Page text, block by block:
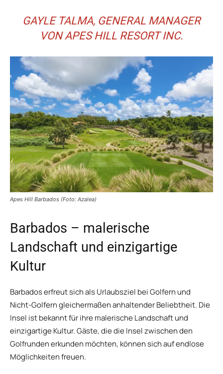
GAYLE TALMA, GENERAL MANAGER
VON APES HILL RESORT INC.
Apes Hill Barbados (Foto: Azalea)
Barbados – malerische
Landschaft und einzigartige
Kultur
Barbados erfreut sich als Urlaubsziel bei Golfern und
Nicht-Golfern gleichermaßen anhaltender Beliebtheit. Die
Insel ist bekannt für ihre malerische Landschaft und
einzigartige Kultur. Gäste, die die Insel zwischen den
Golfrunden erkunden möchten, können sich auf endlose
Möglichkeiten freuen.